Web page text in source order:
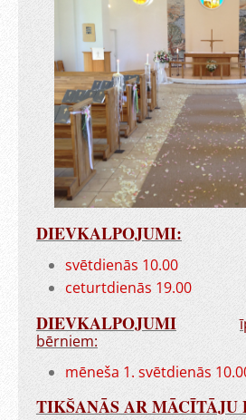
DIEVKALPOJUMI:
svētdienās 10.00
ceturtdienās 19.00
DIEVKALPOJUMI
bērniem:
mēneša 1. svētdienās
TIKŠANĀS AR MĀCĪTĀJU